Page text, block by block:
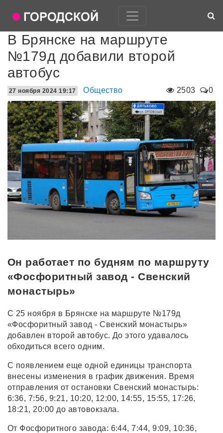
В Брянске на маршруте
№179д добавили второй
автобус
2503 0
27 ноября 2024 19:17 Общество
Он работает по будням по маршруту
«Фосфоритный завод - Свенский
монастырь»
С 25 ноября в Брянске на маршруте №179д
«Фосфоритный завод - Свенский монастырь»
добавлен второй автобус. До этого удавалось
обходиться всего одним.
С появлением еще одной единицы транспорта
внесены изменения в график движения. Время
отправления от остановки Свенский монастырь:
6:36, 7:56, 9:21, 10:20, 12:00, 14:55, 15:55, 17:26,
18:21, 20:00 до автовокзала.
От Фосфоритного завода: 6:44, 7:44, 9:09, 10:36,